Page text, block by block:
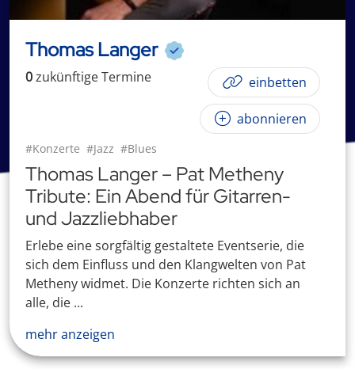
Thomas Langer
0zukünftigeTermine einbetten
abonnieren
#Konzerte #Jazz #Blues
Thomas Langer – Pat Metheny
Tribute: Ein Abend für Gitarren-
und Jazzliebhaber
Erlebe eine sorgfältig gestaltete Eventserie, die
sich dem Einfluss und den Klangwelten von Pat
Metheny widmet. Die Konzerte richten sich an
alle, die ...
mehr anzeigen